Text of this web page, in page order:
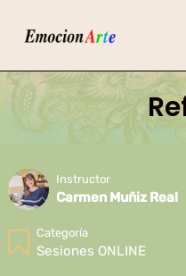
Instructor
Carmen Muñiz Real
Categoría
Sesiones ONLINE